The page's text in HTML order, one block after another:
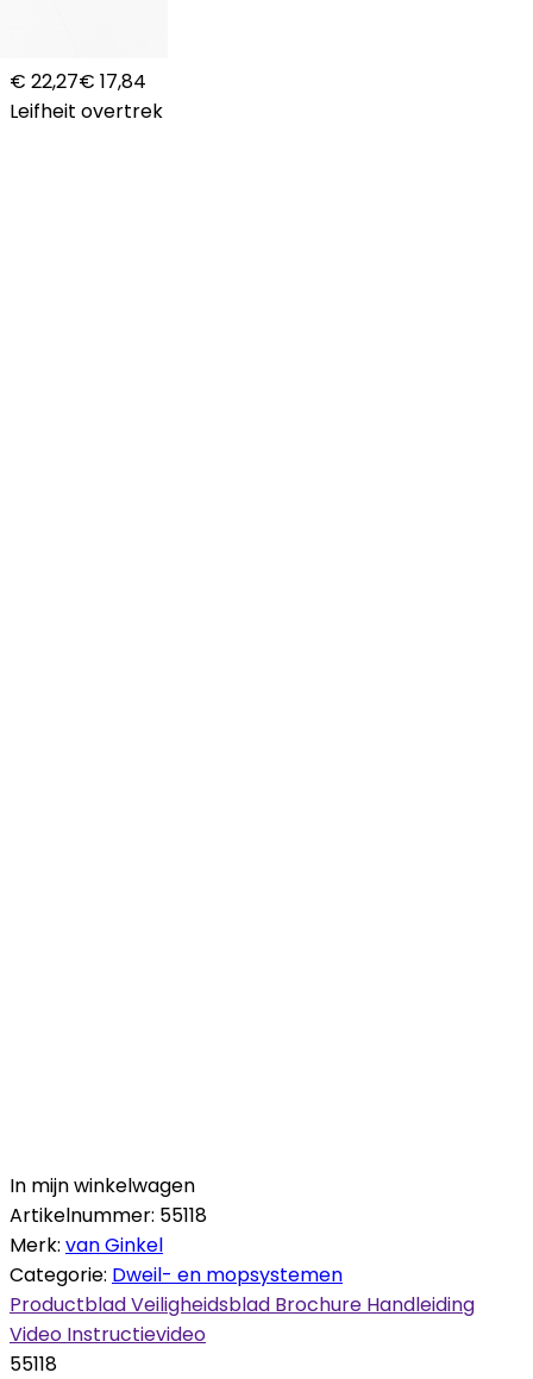
€ 22,27€ 17,84
Leifheit overtrek
In mijn winkelwagen
Artikelnummer: 55118
Merk: van Ginkel
Categorie: Dweil- en mopsystemen
ProductbladVeiligheidsblad Brochure Handleiding
Video Instructievideo
55118